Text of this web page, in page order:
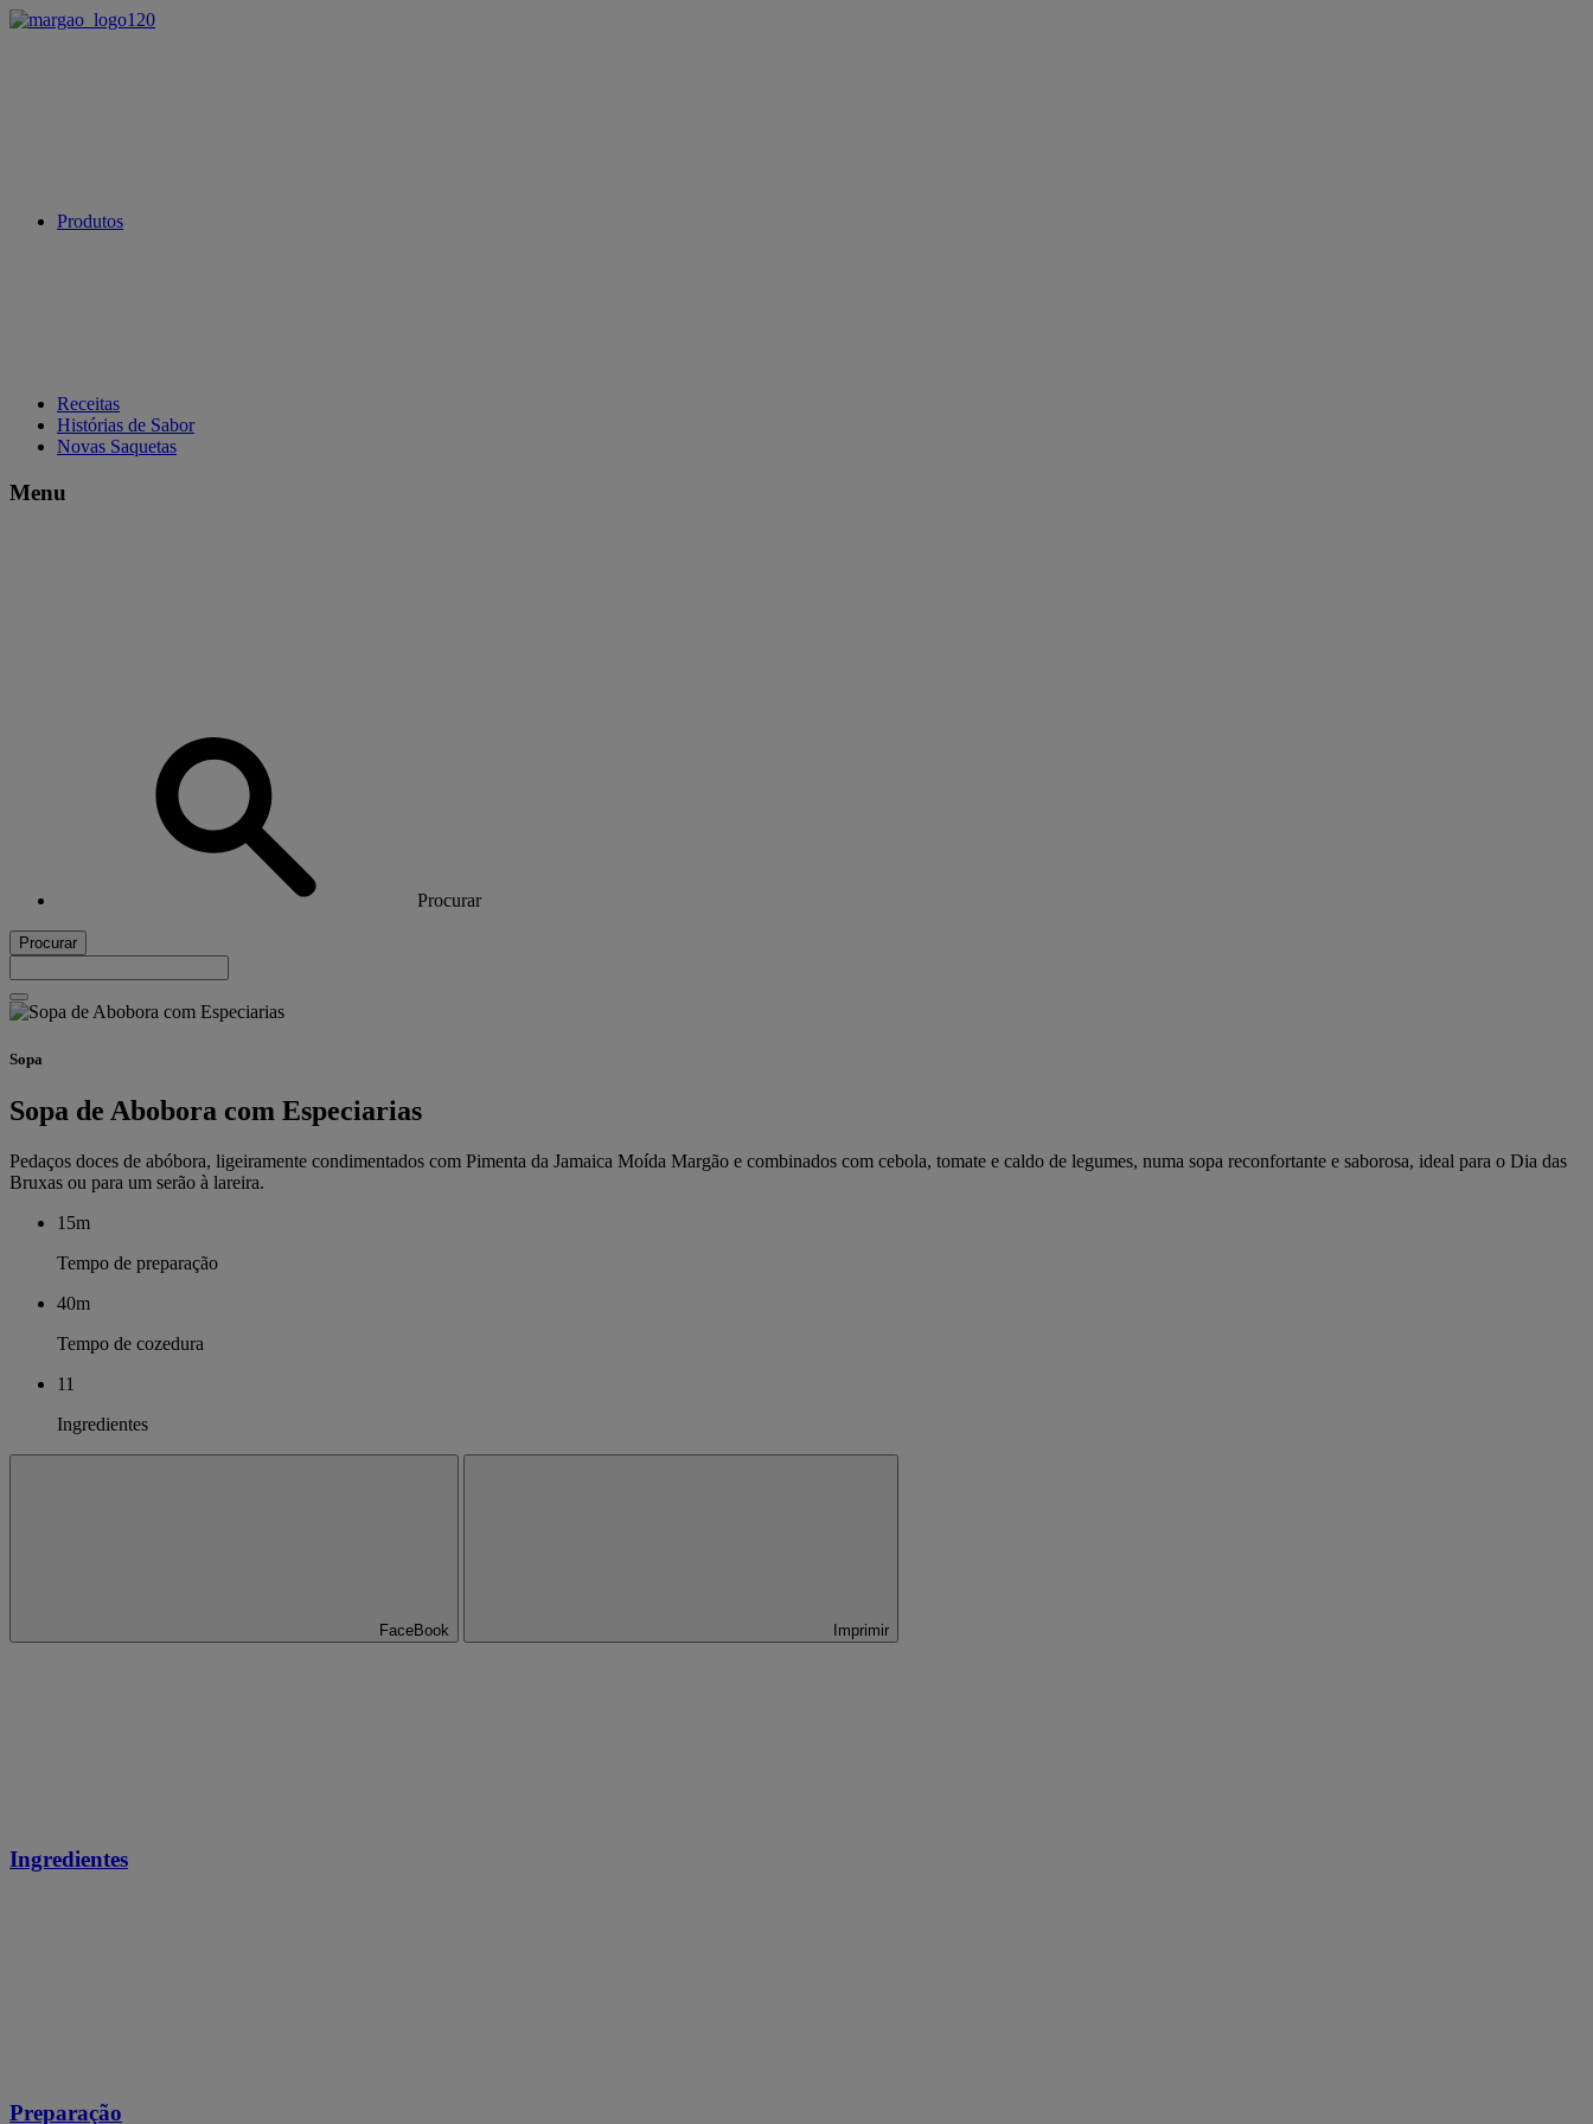
Produtos
Receitas
Histórias de Sabor
Novas Saquetas
Menu
Procurar
Procurar
Sopa
Sopa de Abobora com Especiarias
Pedaços doces de abóbora, ligeiramente condimentados com Pimenta da Jamaica Moída Margão e combinados com cebola, tomate e caldo de legumes, numa sopa reconfortante e saborosa, ideal para o Dia das
Bruxas ou para um serão à lareira.
15m
Tempo de preparação
40m
Tempo de cozedura
11
Ingredientes
FaceBook Imprimir
Ingredientes
Preparação